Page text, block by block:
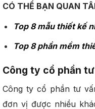
CÓ THỂ BẠN QUAN
Top 8 mẫu thiết kế
Top 8 phần mềm
Công ty cổ phần
Công ty cổ phần tư
đơn vị được nhiều